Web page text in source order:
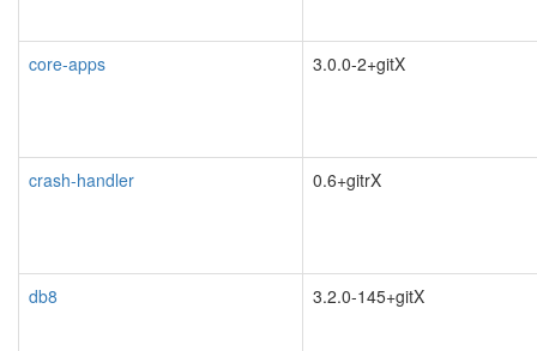
core-apps 3.0.0-2+gitX
crash-handler 0.6+gitrX
db8 3.2.0-145+gitX